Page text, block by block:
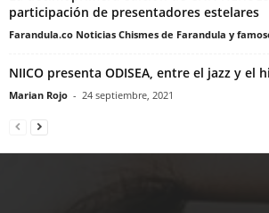
participación de presentadores estelares
Farandula.co Noticias Chismes de Farandula y
NIICO presenta ODISEA, entre el jazz y el
Marian Rojo - 24 septiembre, 2021